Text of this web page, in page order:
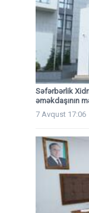
Səfərbərlik
əməkdaşının
7 Avqust 17:06